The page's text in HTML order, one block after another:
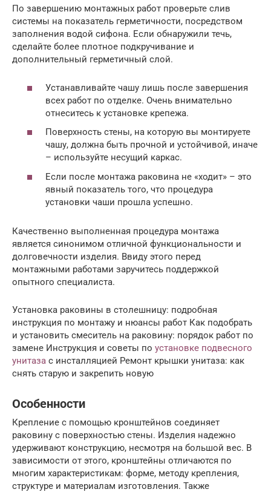
По завершению монтажных работ проверьте слив
системы на показатель герметичности, посредством
заполнения водой сифона. Если обнаружили течь,
сделайте более плотное подкручивание и
дополнительный герметичный слой.
Устанавливайте чашу лишь после завершения
всех работ по отделке. Очень внимательно
отнеситесь к установке крепежа.
Поверхность стены, на которую вы монтируете
чашу, должна быть прочной и устойчивой, иначе
– используйте несущий каркас.
Если после монтажа раковина не «ходит» – это
явный показатель того, что процедура
установки чаши прошла успешно.
Качественно выполненная процедура монтажа
является синонимом отличной функциональности и
долговечности изделия. Ввиду этого перед
монтажными работами заручитесь поддержкой
опытного специалиста.
Установка раковины в столешницу: подробная
инструкция по монтажу и нюансы работ Как подобрать
и установить смеситель на раковину: порядок работ по
замене Инструкция и советы по установке подвесного
унитаза с инсталляцией Ремонт крышки унитаза: как
снять старую и закрепить новую
Особенности
Крепление с помощью кронштейнов соединяет
раковину с поверхностью стены. Изделия надежно
удерживают конструкцию, несмотря на большой вес. В
зависимости от этого, кронштейны отличаются по
многим характеристикам: форме, методу крепления,
структуре и материалам изготовления. Также